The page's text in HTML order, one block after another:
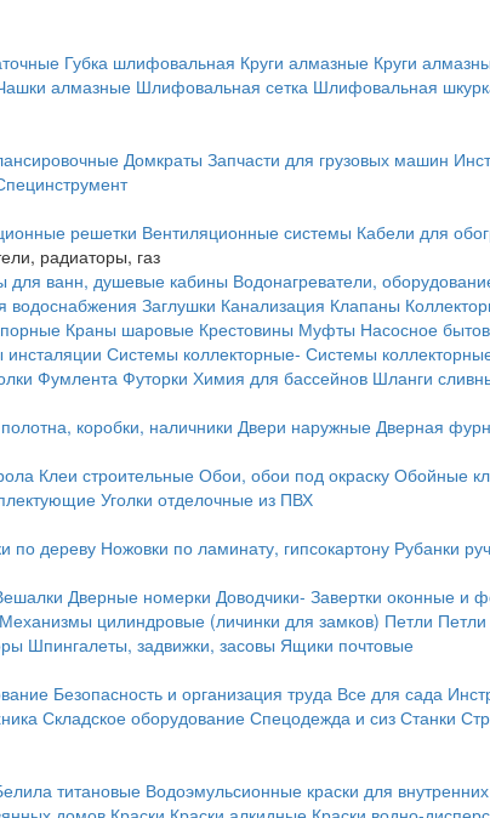
Губка шлифовальная Круги алмазные Круги
алмазные Шлифовальная сетка Шлифовальная
Домкраты Запчасти для грузовых машин
решетки Вентиляционные системы Кабели для
радиаторы, газ
для ванн, душевые кабины Водонагреватели,
водоснабжения Заглушки Канализация Клапаны
Краны шаровые Крестовины Муфты Насосное
Системы коллекторные- Системы
Фумлента Футорки Химия для бассейнов Шланги
коробки, наличники Двери наружные Дверная
Клеи строительные Обои, обои под окраску Обойные
Уголки отделочные из ПВХ
по дереву Ножовки по ламинату, гипсокартону Рубанки
Дверные номерки Доводчики- Завертки оконные и
Механизмы цилиндровые (личинки для замков) Петли
Шпингалеты, задвижки, засовы Ящики почтовые
Безопасность и организация труда Все для сада
Складское оборудование Спецодежда и сиз Станки
титановые Водоэмульсионные краски для